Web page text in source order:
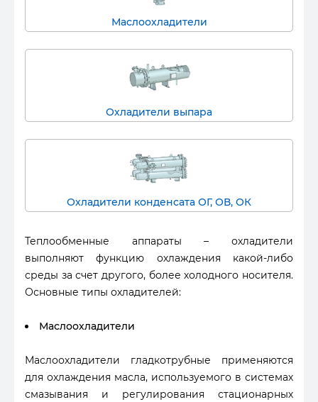
Маслоохладители
Охладители выпара
Охладители конденсата ОГ, ОВ, ОК
Теплообменные аппараты – охладители
выполняют функцию охлаждения какой-либо
среды за счет другого, более холодного носителя.
Основные типы охладителей:
Маслоохладители
Маслоохладители гладкотрубные применяются
для охлаждения масла, используемого в системах
смазывания и регулирования стационарных